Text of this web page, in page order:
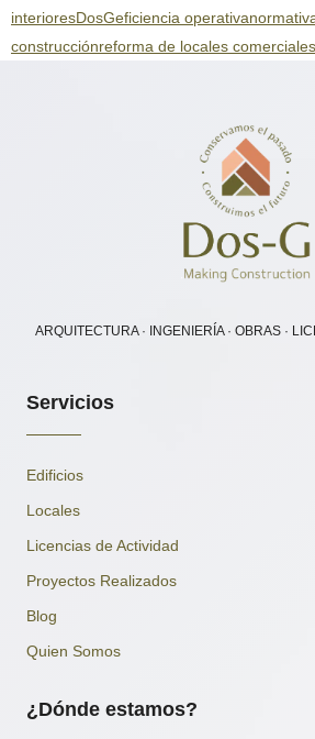
interioresDosGeficiencia operativa
construcciónreforma de locales comerciales
ARQUITECTURA · INGENIERÍA · OBRAS ·
Servicios
Edificios
Locales
Licencias de Actividad
Proyectos Realizados
Blog
Quien Somos
¿Dónde estamos?